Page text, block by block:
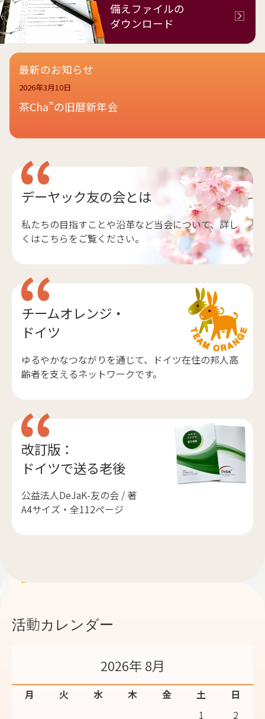
備えファイルの
ダウンロード
最新のお知らせ
2026年3月10日
茶Cha”の旧暦新年会
デーヤック友の会とは
私たちの目指すことや沿革など当会について、詳し
くはこちらをご覧ください。
チームオレンジ・
ドイツ
ゆるやかなつながりを通じて、ドイツ在住の邦人高
齢者を支えるネットワークです。
改訂版：
ドイツで送る老後
公益法人DeJaK-友の会 / 著
A4サイズ・全112ページ
活動カレンダー
2026年 8月
月 火 水 木 金 土
日
1
2